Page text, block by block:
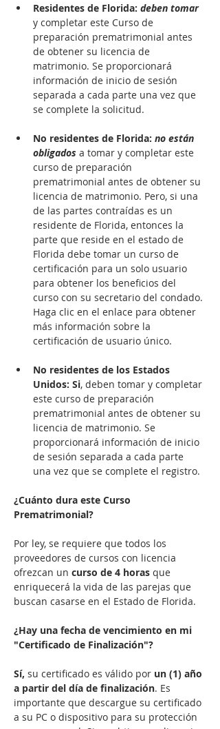
Residentes de Florida: deben tomar
y completar este Curso de
preparación prematrimonial antes
de obtener su licencia de
matrimonio. Se proporcionará
información de inicio de sesión
separada a cada parte una vez que
No residentes de Florida: no están
obligados a tomar y completar este
curso de preparación
prematrimonial antes de obtener su
licencia de matrimonio. Pero, si una
de las partes contraídas es un
residente de Florida, entonces la
parte que reside en el estado de
Florida debe tomar un curso de
certificación para un solo usuario
para obtener los beneficios del
curso con su secretario del condado.
Haga clic en el enlace para obtener
más información sobre la
certificación de usuario único.
No residentes de los Estados
Unidos: Si, deben tomar y completar
este curso de preparación
prematrimonial antes de obtener su
licencia de matrimonio. Se
proporcionará información de inicio
de sesión separada a cada parte
una vez que se complete el registro.
¿Cuánto dura este Curso
Prematrimonial?
Por ley, se requiere que todos los
proveedores de cursos con licencia
ofrezcan un curso de 4 horas que
enriquecerá la vida de las parejas que
buscan casarse en el Estado de Florida.
¿Hay una fecha de vencimiento en mi
"Certificado de Finalización"?
Sí, su certificado es válido por un (1) año
a partir del día de finalización. Es
importante que descargue su certificado
a su PC o dispositivo para su protección